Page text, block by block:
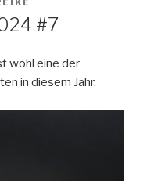
#7
wohl eine der
in diesem Jahr.